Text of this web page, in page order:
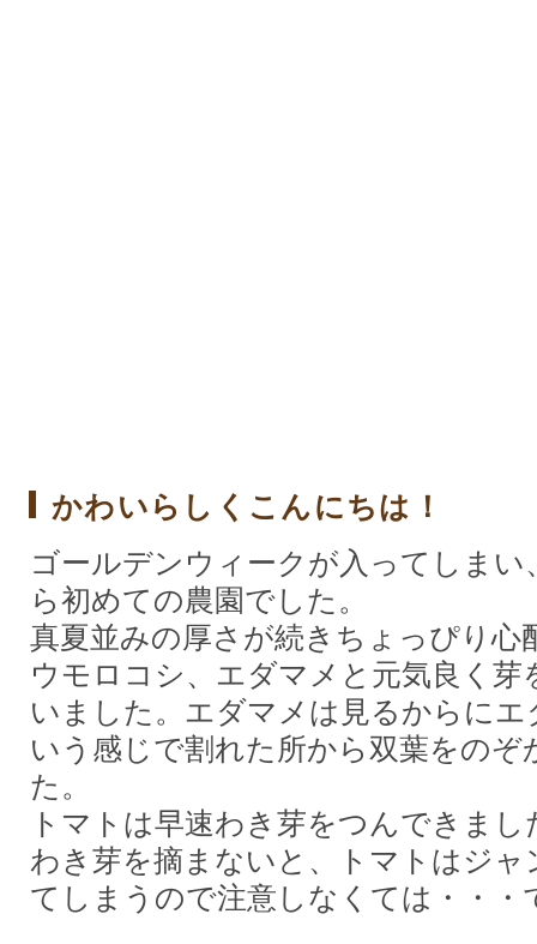
かわいらしくこんにちは！
ゴールデンウィークが入ってしまい
ら初めての農園でした。
真夏並みの厚さが続きちょっぴり心
ウモロコシ、エダマメと元気良く芽
いました。エダマメは見るからに
いう感じで割れた所から双葉をのぞ
た。
トマトは早速わき芽をつんできまし
わき芽を摘まないと、トマトはジャ
てしまうので注意しなくては・・・